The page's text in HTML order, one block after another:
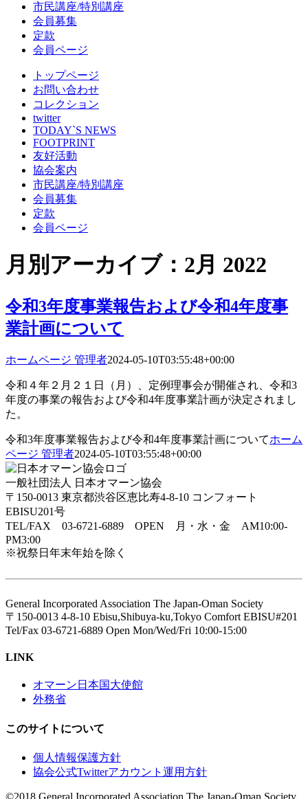
市民講座/特別講座
会員募集
定款
会員ページ
トップページ
お問い合わせ
コレクション
twitter
TODAY`S NEWS
FOOTPRINT
友好活動
協会案内
市民講座/特別講座
会員募集
定款
会員ページ
月別アーカイブ： 2月 2022
令和3年度事業報告および令和4年度事
業計画について
ホームページ 管理者2024-05-10T03:55:48+00:00
令和４年２月２１日（月）、定例理事会が開催され、令和3
年度の事業の報告および令和4年度事業計画が決定されまし
た。
令和3年度事業報告および令和4年度事業計画についてホーム
ページ 管理者2024-05-10T03:55:48+00:00
一般社団法人 日本オマーン協会
〒150-0013 東京都渋谷区恵比寿4-8-10 コンフォート
EBISU201号
TEL/FAX 03-6721-6889 OPEN 月・水・金 AM10:00-
PM3:00
※祝祭日年末年始を除く
General Incorporated Association The Japan-Oman Society
〒150-0013 4-8-10 Ebisu,Shibuya-ku,Tokyo Comfort EBISU#201
Tel/Fax 03-6721-6889 Open Mon/Wed/Fri 10:00-15:00
LINK
オマーン日本国大使館
外務省
このサイトについて
個人情報保護方針
協会公式Twitterアカウント運用方針
©2018 General Incorporated Association The Japan-Oman Society